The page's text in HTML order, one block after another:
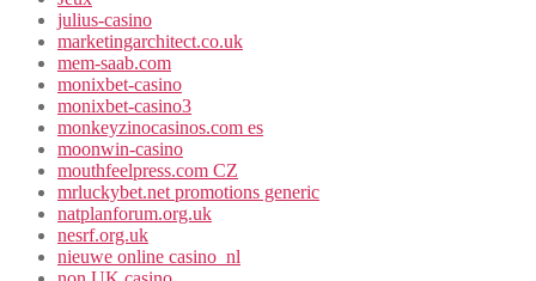
julius-casino
marketingarchitect.co.uk
mem-saab.com
monixbet-casino
monixbet-casino3
monkeyzinocasinos.com es
moonwin-casino
mouthfeelpress.com CZ
mrluckybet.net promotions generic
natplanforum.org.uk
nesrf.org.uk
nieuwe online casino_nl